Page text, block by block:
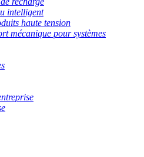
intelligent
haute tension
mécanique pour systèmes